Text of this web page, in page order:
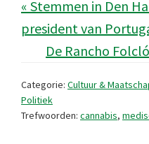
« Stemmen in Den
president van
De Rancho
Categorie: Cultuur &
Politiek
Trefwoorden: cannabis,